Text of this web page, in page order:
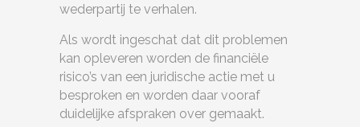
wederpartij te verhalen.
Als wordt ingeschat dat dit problemen
kan opleveren worden de financiële
risico’s van een juridische actie met u
besproken en worden daar vooraf
duidelijke afspraken over gemaakt.